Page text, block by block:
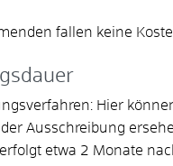
fallen keine
Hier
Ausschreibung
etwa 2 Monate